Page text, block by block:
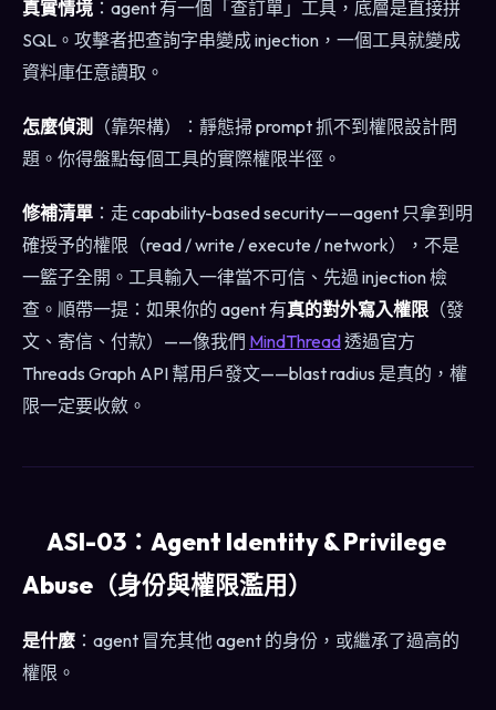
真實情境 ：agent 有一個「查訂單」工具，底層是直接拼
SQL。攻擊者把查詢字串變成 injection，一個工具就變成
資料庫任意讀取。
怎麼偵測
（靠架構）：靜態掃 prompt 抓不到權限設計問
題。你得盤點每個工具的實際權限半徑。
修補清單 ：走 capability-based security——agent 只拿到明
確授予的權限（read / write / execute / network），不是
一籃子全開。工具輸入一律當不可信、先過 injection 檢
查。順帶一提：如果你的 agent 有真的對外寫入權限 （發
文、寄信、付款）——像我們 MindThread透過官方
Threads Graph API 幫用戶發文——blast radius 是真的，權
限一定要收斂。
ASI-03：Agent Identity & Privilege
Abuse（身份與權限濫用）
是什麼 ：agent 冒充其他 agent 的身份，或繼承了過高的
權限。